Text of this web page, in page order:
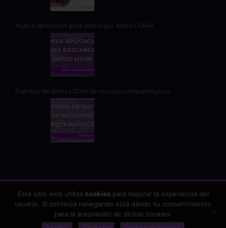
Nueva aplicación para descargar datos LiDAR
Fuentes de datos LiDAR de recursos Arqueológicos
Copyright 2026 - TYC GIS Soluciones Integrales SL | Todos los
Este sitio web utiliza cookiespara mejorar la experiencia del
usuario. Si continúa navegando está dando su consentimiento
para la aceptación de dichas cookies.